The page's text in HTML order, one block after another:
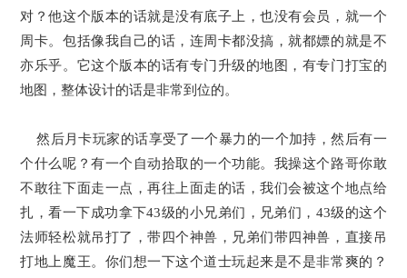
对？他这个版本的话就是没有底子上，也没有会员，就一个
周卡。包括像我自己的话，连周卡都没搞，就都嫖的就是不
亦乐乎。它这个版本的话有专门升级的地图，有专门打宝的
地图，整体设计的话是非常到位的。
然后月卡玩家的话享受了一个暴力的一个加持，然后有一
个什么呢？有一个自动拾取的一个功能。我操这个路哥你敢
不敢往下面走一点，再往上面走的话，我们会被这个地点给
扎，看一下成功拿下43级的小兄弟们，兄弟们，43级的这个
法师轻松就吊打了，带四个神兽，兄弟们带四神兽，直接吊
打地上魔王。你们想一下这个道士玩起来是不是非常爽的？